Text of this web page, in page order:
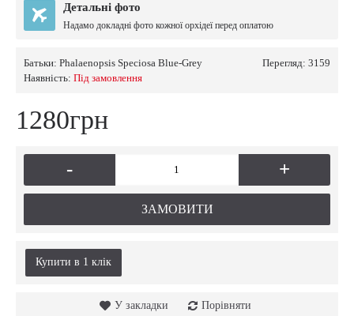
Детальні фото
Надамо докладні фото кожної орхідеї перед оплатою
Перегляд: 3159
Батьки: Phalaenopsis Speciosa Blue-Grey
Наявність: Пiд замовлення
1280грн
- +
ЗАМОВИТИ
Купити в 1 клiк
У закладки Порівняти